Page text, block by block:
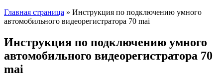
Главная страница » Инструкция по подключению умного
автомобильного видеорегистратора 70 mai
Инструкция по подключению умного
автомобильного видеорегистратора 70
mai